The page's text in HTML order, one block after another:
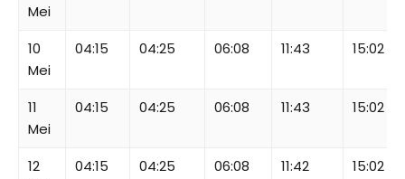
Mei
10
Mei
04:15 04:25 06:08 11:43 15:02
11
Mei
04:15 04:25 06:08 11:43 15:02
12
04:15 04:25 06:08 11:42 15:02